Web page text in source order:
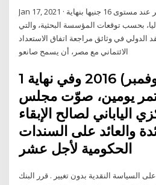
Jan 17, 2021 · سعر صرف الدولار قد يستقر عند مستوى 16 جنيها بنهاية
بـ 15.6 جنيه حاليا، بحسب توقعات المؤسسة البحثية، والتي
الدولي في وثائق مراجعة اتفاق الاستعداد
الائتماني مع مصر، أن يسمح صانعو
1 تشرين الثاني (نوفمبر) 2016 وفي نهاية
يومين، صوّت مجلس
الياباني لصالح الإبقاء
والعائد على السندات
السياسة النقدية بدون تغيير . قرر البنك